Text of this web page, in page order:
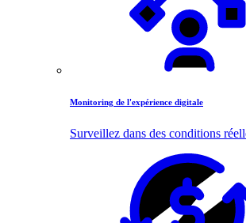
Monitoring de l'expérience digitale
Surveillez dans des conditions